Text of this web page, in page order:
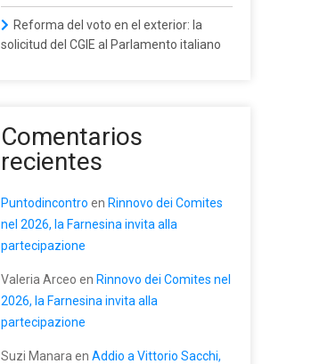
Reforma del voto en el exterior: la
solicitud del CGIE al Parlamento italiano
Comentarios
recientes
Puntodincontro en Rinnovo dei Comites
nel 2026, la Farnesina invita alla
partecipazione
Valeria Arceo en Rinnovo dei Comites nel
2026, la Farnesina invita alla
partecipazione
Suzi Manara en Addio a Vittorio Sacchi,